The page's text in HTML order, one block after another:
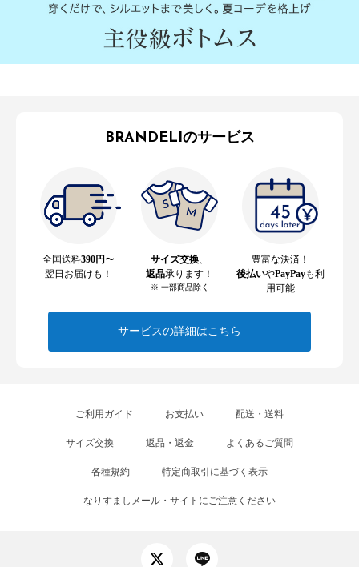
BRANDELIのサービス
全国送料390円〜
翌日お届けも！
サイズ交換
返品承ります！
※ 一部商品除く
豊富な決済！
後払いやPayPayも利
用可能
サービスの詳細はこちら
ご利用ガイド お支払い 配送・送料
サイズ交換 返品・返金 よくあるご質問
各種規約 特定商取引に基づく表示
なりすましメール・サイトにご注意ください